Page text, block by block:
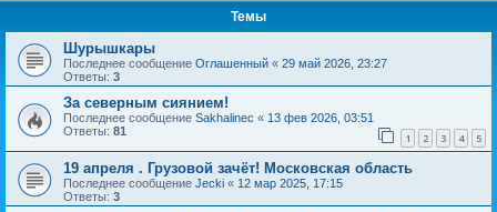
Темы
Шурышкары
Последнее сообщение Оглашенный « 29 май 2026, 23:27
Ответы: 3
За северным сиянием!
Последнее сообщение Sakhalinec « 13 фев 2026, 03:51
Ответы: 81 1 2 3 4 5
19 апреля . Грузовой зачёт! Московская область
Последнее сообщение Jecki « 12 мар 2025, 17:15
Ответы: 3